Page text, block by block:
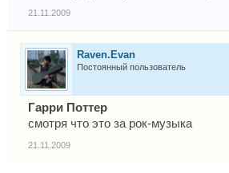
21.11.2009
Raven.Evan
Постоянный пользователь
Гарри Поттер
смотря что это за рок-музыка
21.11.2009